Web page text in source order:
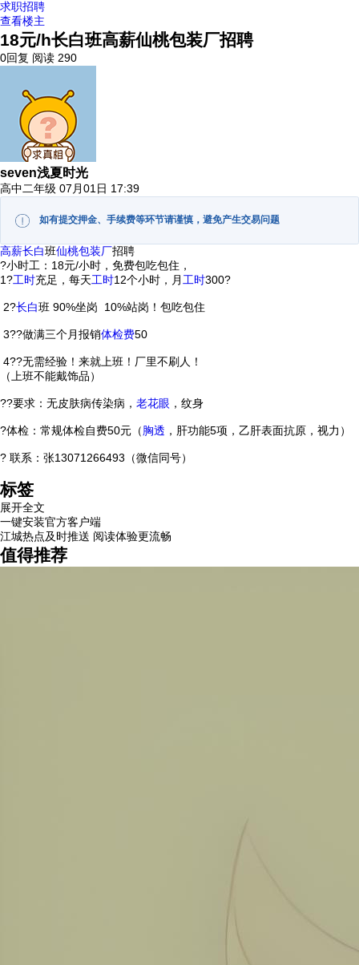
求职招聘
查看楼主
18元/h长白班高薪仙桃包装厂招聘
0回复 阅读 290
seven浅夏时光
高中二年级 07月01日 17:39
如有提交押金、手续费等环节请谨慎，避免产生交易问题
高薪长白班仙桃包装厂招聘
?小时工：18元/小时，免费包吃包住，
1?工时充足，每天工时12个小时，月 工时300?
2?长白班 90%坐岗 10%站岗！包吃包住
3??做满三个月报销体检费50
4??无需经验！来就上班！厂里不刷人！
（上班不能戴饰品）
??要求：无皮肤病传染病， 老花眼 ，纹身
?体检：常规体检自费50元（胸透 ，肝功能5项，乙肝表面抗原，视力）
? 联系：张13071266493（微信同号）
标签
展开全文
一键安装官方客户端
江城热点及时推送 阅读体验更流畅
值得推荐